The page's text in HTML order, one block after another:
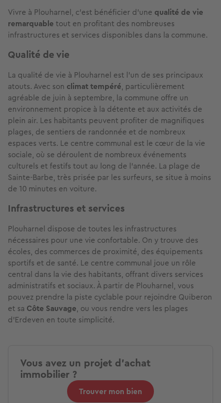
Vivre à Plouharnel, c’est bénéficier d’une qualité de vie
remarquable tout en profitant des nombreuses
infrastructures et services disponibles dans la commune.
Qualité de vie
La qualité de vie à Plouharnel est l’un de ses principaux
atouts. Avec son climat tempéré, particulièrement
agréable de juin à septembre, la commune offre un
environnement propice à la détente et aux activités de
plein air. Les habitants peuvent profiter de magnifiques
plages, de sentiers de randonnée et de nombreux
espaces verts. Le centre communal est le cœur de la vie
sociale, où se déroulent de nombreux événements
culturels et festifs tout au long de l'année. La plage de
Sainte-Barbe, très prisée par les surfeurs, se situe à moins
de 10 minutes en voiture.
Infrastructures et services
Plouharnel dispose de toutes les infrastructures
nécessaires pour une vie confortable. On y trouve des
écoles, des commerces de proximité, des équipements
sportifs et de santé. Le centre communal joue un rôle
central dans la vie des habitants, offrant divers services
administratifs et sociaux. À partir de Plouharnel, vous
pouvez prendre la piste cyclable pour rejoindre Quiberon
et sa Côte Sauvage, ou vous rendre vers les plages
d'Erdeven en toute simplicité.
Vous avez un projet d'achat
immobilier ?
Trouver mon bien